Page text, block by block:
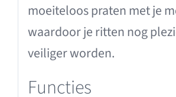
moeiteloos praten met je
waardoor je ritten nog
veiliger worden.
Functies